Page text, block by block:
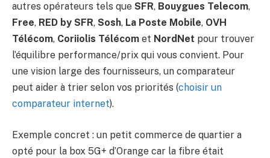
autres opérateurs tels que SFR, Bouygues Telecom,
Free, RED by SFR, Sosh, La Poste Mobile, OVH
Télécom, Coriiolis Télécom et NordNet pour trouver
l’équilibre performance/prix qui vous convient. Pour
une vision large des fournisseurs, un comparateur
peut aider à trier selon vos priorités (choisir un
comparateur internet).
Exemple concret : un petit commerce de quartier a
opté pour la box 5G+ d’Orange car la fibre était